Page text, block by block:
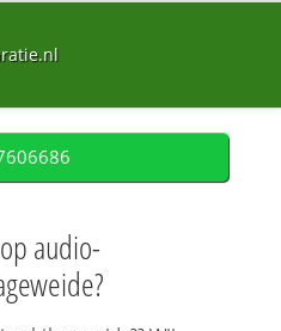
audio-